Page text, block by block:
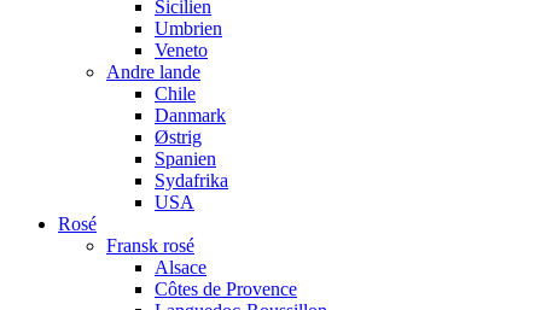
Sicilien
Umbrien
Veneto
Andre lande
Chile
Danmark
Østrig
Spanien
Sydafrika
USA
Rosé
Fransk rosé
Alsace
Côtes de Provence